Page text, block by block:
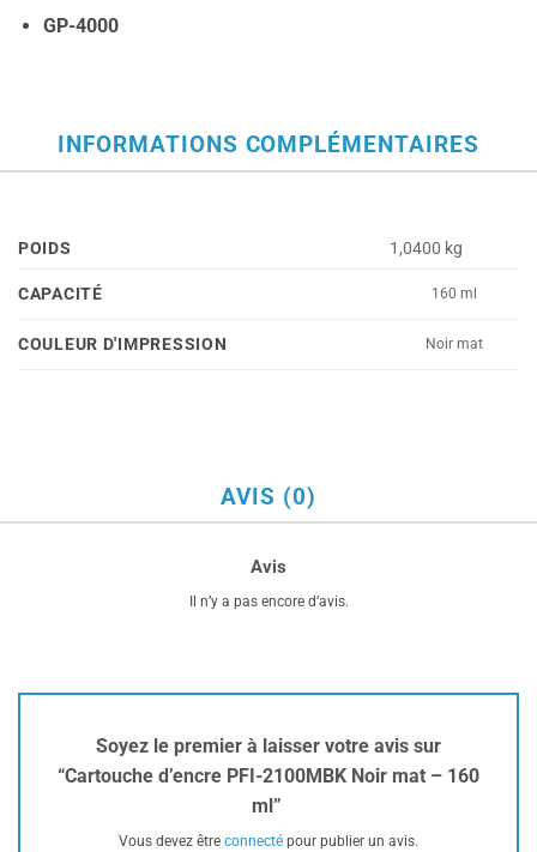
GP-4000
INFORMATIONS COMPLÉMENTAIRES
POIDS 1,0400 kg
CAPACITÉ 160 ml
COULEUR D'IMPRESSION Noir mat
AVIS (0)
Avis
Il n’y a pas encore d’avis.
Soyez le premier à laisser votre avis sur
“Cartouche d’encre PFI-2100MBK Noir mat – 160
ml”
Vous devez être connecté pour publier un avis.